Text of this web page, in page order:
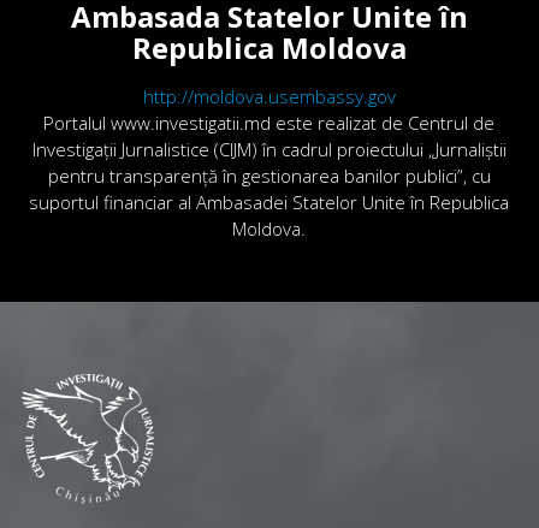
Ambasada Statelor Unite în
Republica Moldova
http://moldova.usembassy.gov
Portalul www.investigatii.md este realizat de Centrul de
Investigații Jurnalistice (CIJM) în cadrul proiectului „Jurnaliștii
pentru transparență în gestionarea banilor publici”, cu
suportul financiar al Ambasadei Statelor Unite în Republica
Moldova.